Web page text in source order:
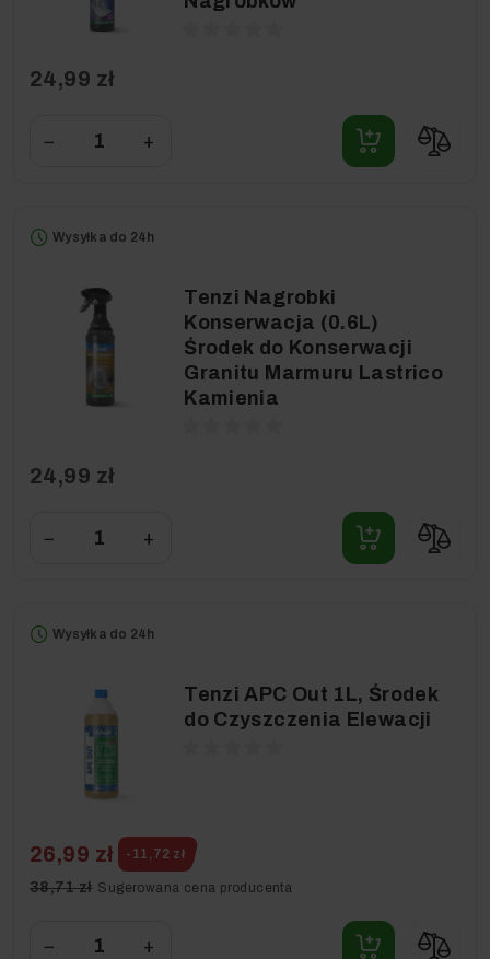
24,99 zł
− +
Wysyłka do 24h
Tenzi Nagrobki
Konserwacja (0.6L)
Środek do Konserwacji
Granitu Marmuru Lastrico
Kamienia
24,99 zł
− +
Wysyłka do 24h
Tenzi APC Out 1L, Środek
do Czyszczenia Elewacji
26,99 zł -11,72 zł
38,71 zł Sugerowana cena producenta
− +